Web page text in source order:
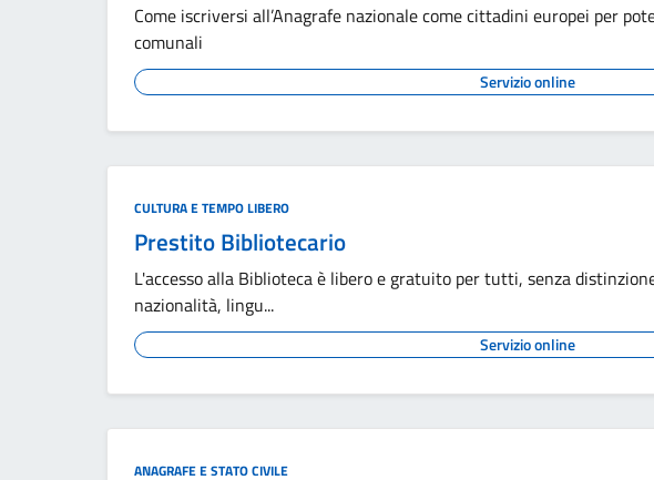
Come iscriversi all’Anagrafe nazionale come cittadini europei per
comunali
Servizio online
CULTURA E TEMPO LIBERO
Prestito Bibliotecario
L'accesso alla Biblioteca è libero e gratuito per tutti, senza
nazionalità, lingu...
Servizio online
ANAGRAFE E STATO CIVILE